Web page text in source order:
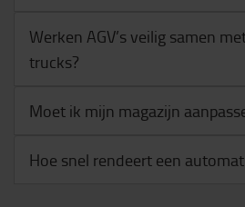
Werken AGV’s veilig samen
trucks?
Moet ik mijn magazijn
Hoe snel rendeert een